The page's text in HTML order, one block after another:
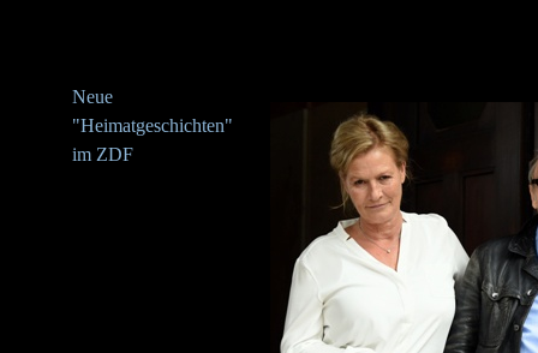
Neue
"Heimatgeschichten"
im ZDF